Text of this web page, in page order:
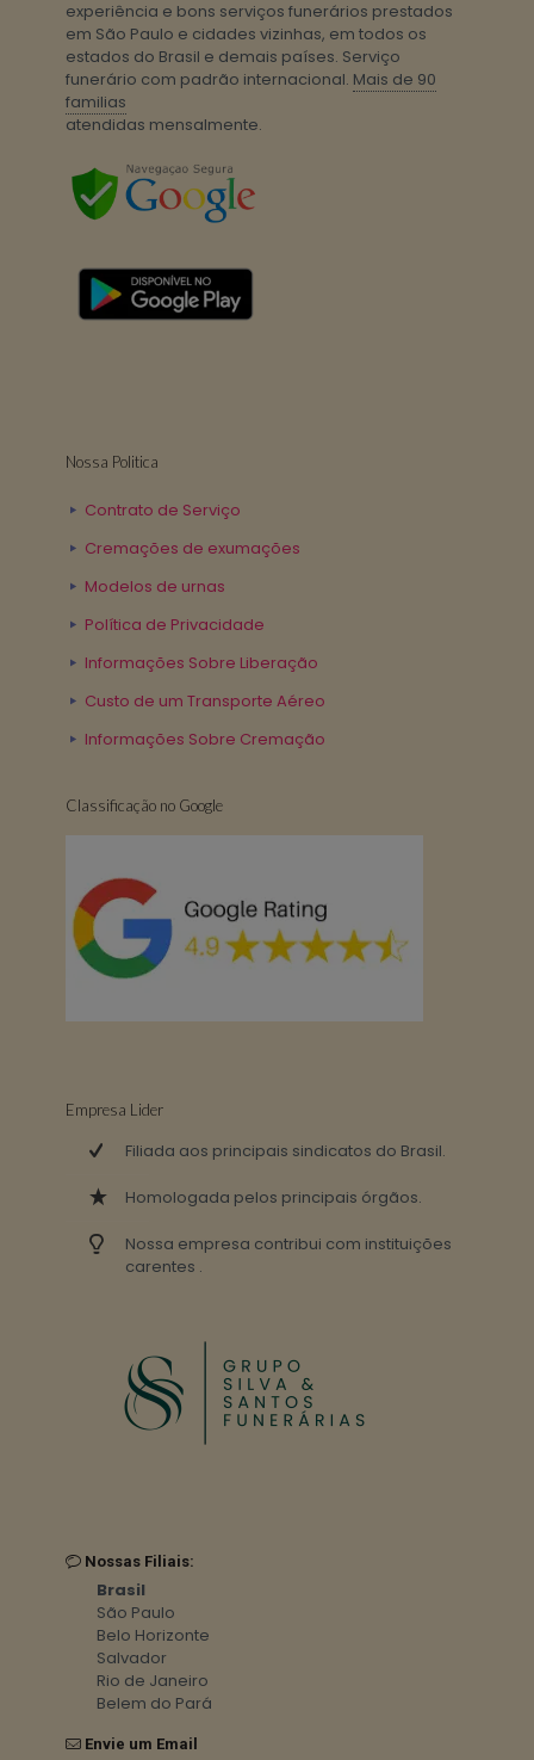
experiência e bons serviços funerários prestados
em São Paulo e cidades vizinhas, em todos os
estados do Brasil e demais países. Serviço
funerário com padrão internacional. Mais de 90
familias
atendidas mensalmente.
Nossa Politica
Contrato de Serviço
Cremações de exumações
Modelos de urnas
Política de Privacidade
Informações Sobre Liberação
Custo de um Transporte Aéreo
Informações Sobre Cremação
Classificação no Google
Empresa Lider
Filiada aos principais sindicatos do Brasil.
Homologada pelos principais órgãos.
Nossa empresa contribui com instituições
carentes .
Nossas Filiais:
Brasil
São Paulo
Belo Horizonte
Salvador
Rio de Janeiro
Belem do Pará
Envie um Email